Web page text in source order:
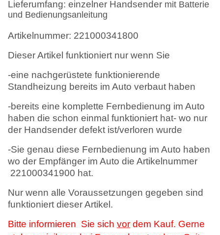
Lieferumfang: einzelner Handsender mit Batterie
und Bedienungsanleitung
Artikelnummer: 221000341800
Dieser Artikel funktioniert nur wenn Sie
-eine nachgerüstete funktionierende
Standheizung bereits im Auto verbaut haben
-bereits eine komplette Fernbedienung im Auto
haben die schon einmal funktioniert hat- wo nur
der Handsender defekt ist/verloren wurde
-Sie genau diese Fernbedienung im Auto haben
wo der Empfänger im Auto die Artikelnummer
221000341900 hat.
Nur wenn alle Voraussetzungen gegeben sind
funktioniert dieser Artikel.
Bitte informieren Sie sich vor dem Kauf. Gerne